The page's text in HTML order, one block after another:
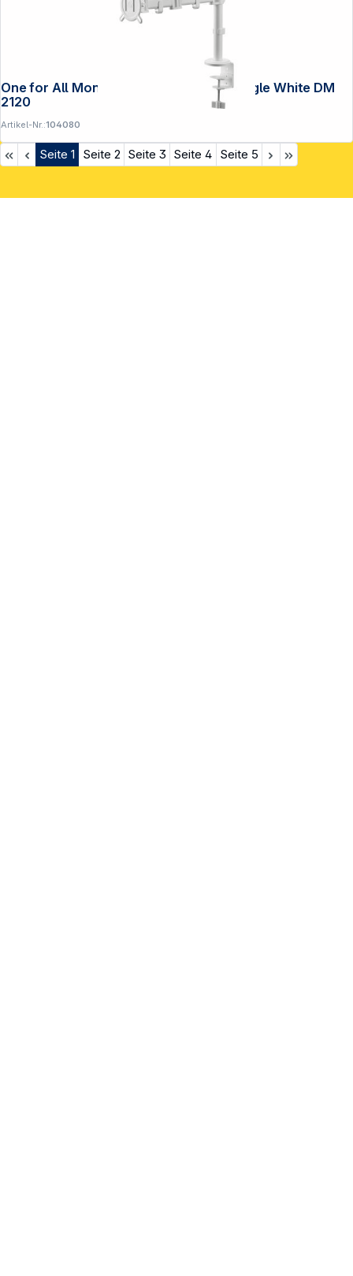
One for All Monitor Halterung Smart Single White DM
2120
Artikel-Nr.:104080
Seite 1 Seite 2 Seite 3 Seite 4 Seite 5